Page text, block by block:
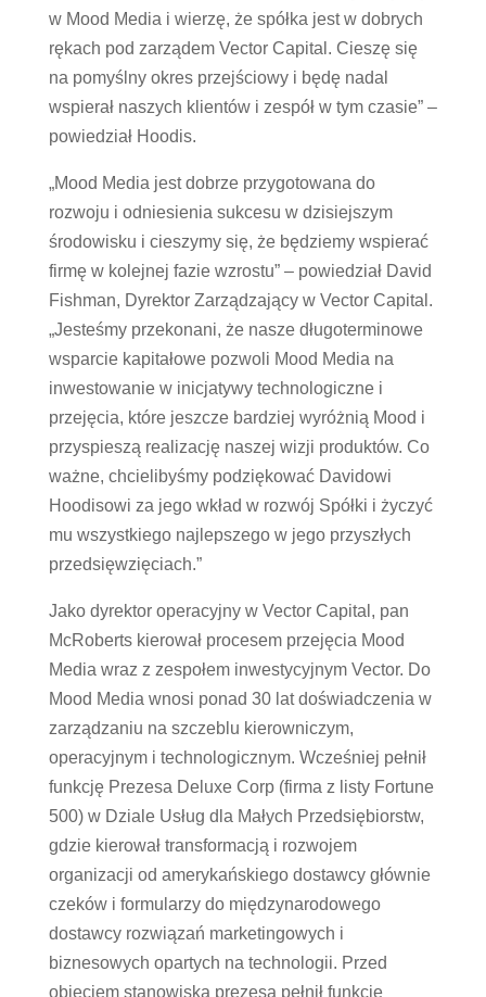
w Mood Media i wierzę, że spółka jest w dobrych
rękach pod zarządem Vector Capital. Cieszę się
na pomyślny okres przejściowy i będę nadal
wspierał naszych klientów i zespół w tym czasie” –
powiedział Hoodis.
„Mood Media jest dobrze przygotowana do
rozwoju i odniesienia sukcesu w dzisiejszym
środowisku i cieszymy się, że będziemy wspierać
firmę w kolejnej fazie wzrostu” – powiedział David
Fishman, Dyrektor Zarządzający w Vector Capital.
„Jesteśmy przekonani, że nasze długoterminowe
wsparcie kapitałowe pozwoli Mood Media na
inwestowanie w inicjatywy technologiczne i
przejęcia, które jeszcze bardziej wyróżnią Mood i
przyspieszą realizację naszej wizji produktów. Co
ważne, chcielibyśmy podziękować Davidowi
Hoodisowi za jego wkład w rozwój Spółki i życzyć
mu wszystkiego najlepszego w jego przyszłych
przedsięwzięciach.”
Jako dyrektor operacyjny w Vector Capital, pan
McRoberts kierował procesem przejęcia Mood
Media wraz z zespołem inwestycyjnym Vector. Do
Mood Media wnosi ponad 30 lat doświadczenia w
zarządzaniu na szczeblu kierowniczym,
operacyjnym i technologicznym. Wcześniej pełnił
funkcję Prezesa Deluxe Corp (firma z listy Fortune
500) w Dziale Usług dla Małych Przedsiębiorstw,
gdzie kierował transformacją i rozwojem
organizacji od amerykańskiego dostawcy głównie
czeków i formularzy do międzynarodowego
dostawcy rozwiązań marketingowych i
biznesowych opartych na technologii. Przed
objęciem stanowiska prezesa pełnił funkcję